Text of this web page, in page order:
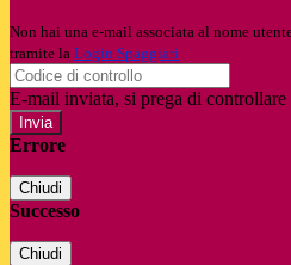
Non hai una e-mail associata al nome
tramite la Login Spaggiari
E-mail inviata, si prega di controllare
Errore
Chiudi
Successo
Chiudi